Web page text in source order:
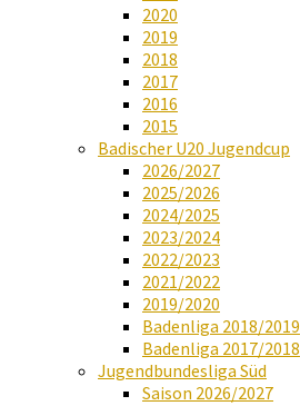
2020
2019
2018
2017
2016
2015
Badischer U20 Jugendcup
2026/2027
2025/2026
2024/2025
2023/2024
2022/2023
2021/2022
2019/2020
Badenliga 2018/2019
Badenliga 2017/2018
Jugendbundesliga Süd
Saison 2026/2027